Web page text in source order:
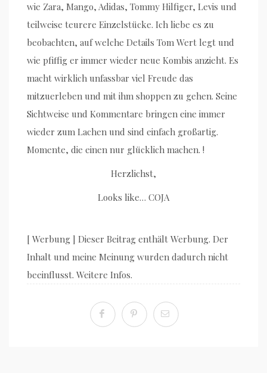
wie Zara, Mango, Adidas, Tommy Hilfiger, Levis und
teilweise teurere Einzelstücke. Ich liebe es zu
beobachten, auf welche Details Tom Wert legt und
wie pfiffig er immer wieder neue Kombis anzieht. Es
macht wirklich unfassbar viel Freude das
mitzuerleben und mit ihm shoppen zu gehen. Seine
Sichtweise und Kommentare bringen eine immer
wieder zum Lachen und sind einfach großartig.
Momente, die einen nur glücklich machen. !
Herzlichst,
Looks like… COJA
[ Werbung ] Dieser Beitrag enthält Werbung. Der
Inhalt und meine Meinung wurden dadurch nicht
beeinflusst. Weitere Infos.